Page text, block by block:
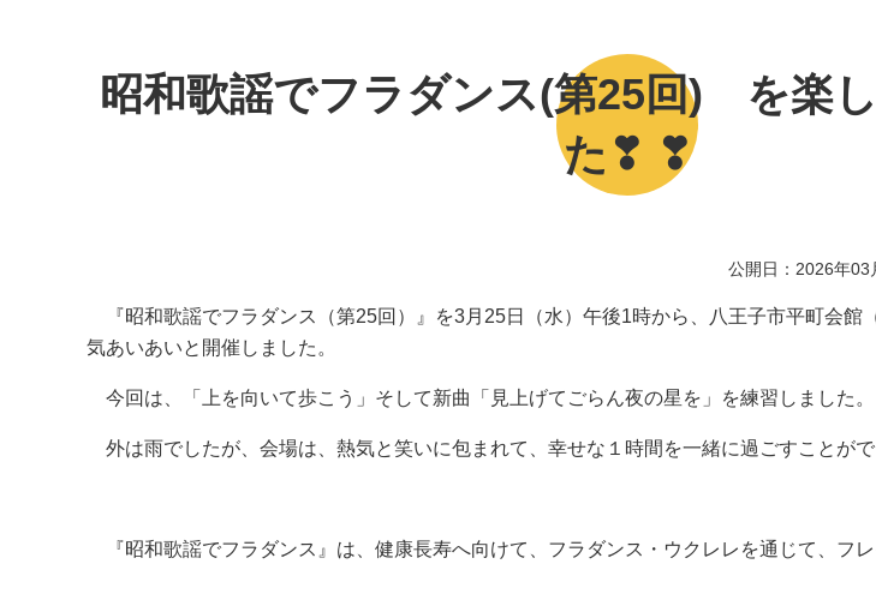
昭和歌謡でフラダンス(第25回) を楽
た❣ ❣
公開日：2026年
『昭和歌謡でフラダンス（第25回）』を3月25日（水）午後1時から、八王子市平町会館
気あいあいと開催しました。
今回は、「上を向いて歩こう」そして新曲「見上げてごらん夜の星を」を練習しました。
外は雨でしたが、会場は、熱気と笑いに包まれて、幸せな１時間を一緒に過ごすことがで
『昭和歌謡でフラダンス』は、健康長寿へ向けて、フラダンス・ウクレレを通じて、フレ